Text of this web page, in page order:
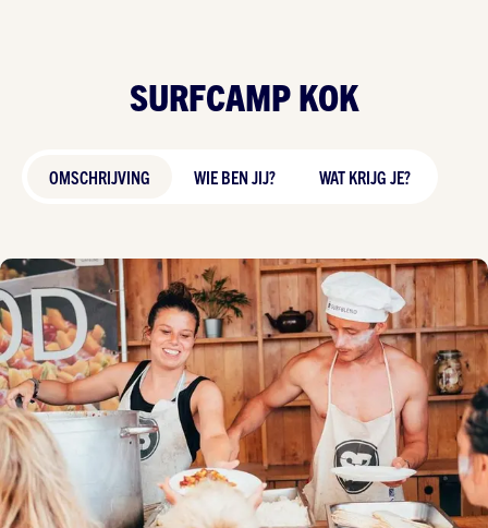
SURFCAMP KOK
OMSCHRIJVING WIE BEN JIJ? WAT KRIJG JE?